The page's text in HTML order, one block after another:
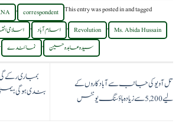
This entry was posted inand tagged
correspondent
,
Ms. Abida Hussain
,
Revolution
, اسلام آباد , اسلامی
سیدہ عابدہ حسین , نمائندے .
تل آویو کی جانب سے آباد کاروں کے
لیے 5,200 سے زیادہ ہاؤسنگ یونٹس
بمباری رکے
بندی